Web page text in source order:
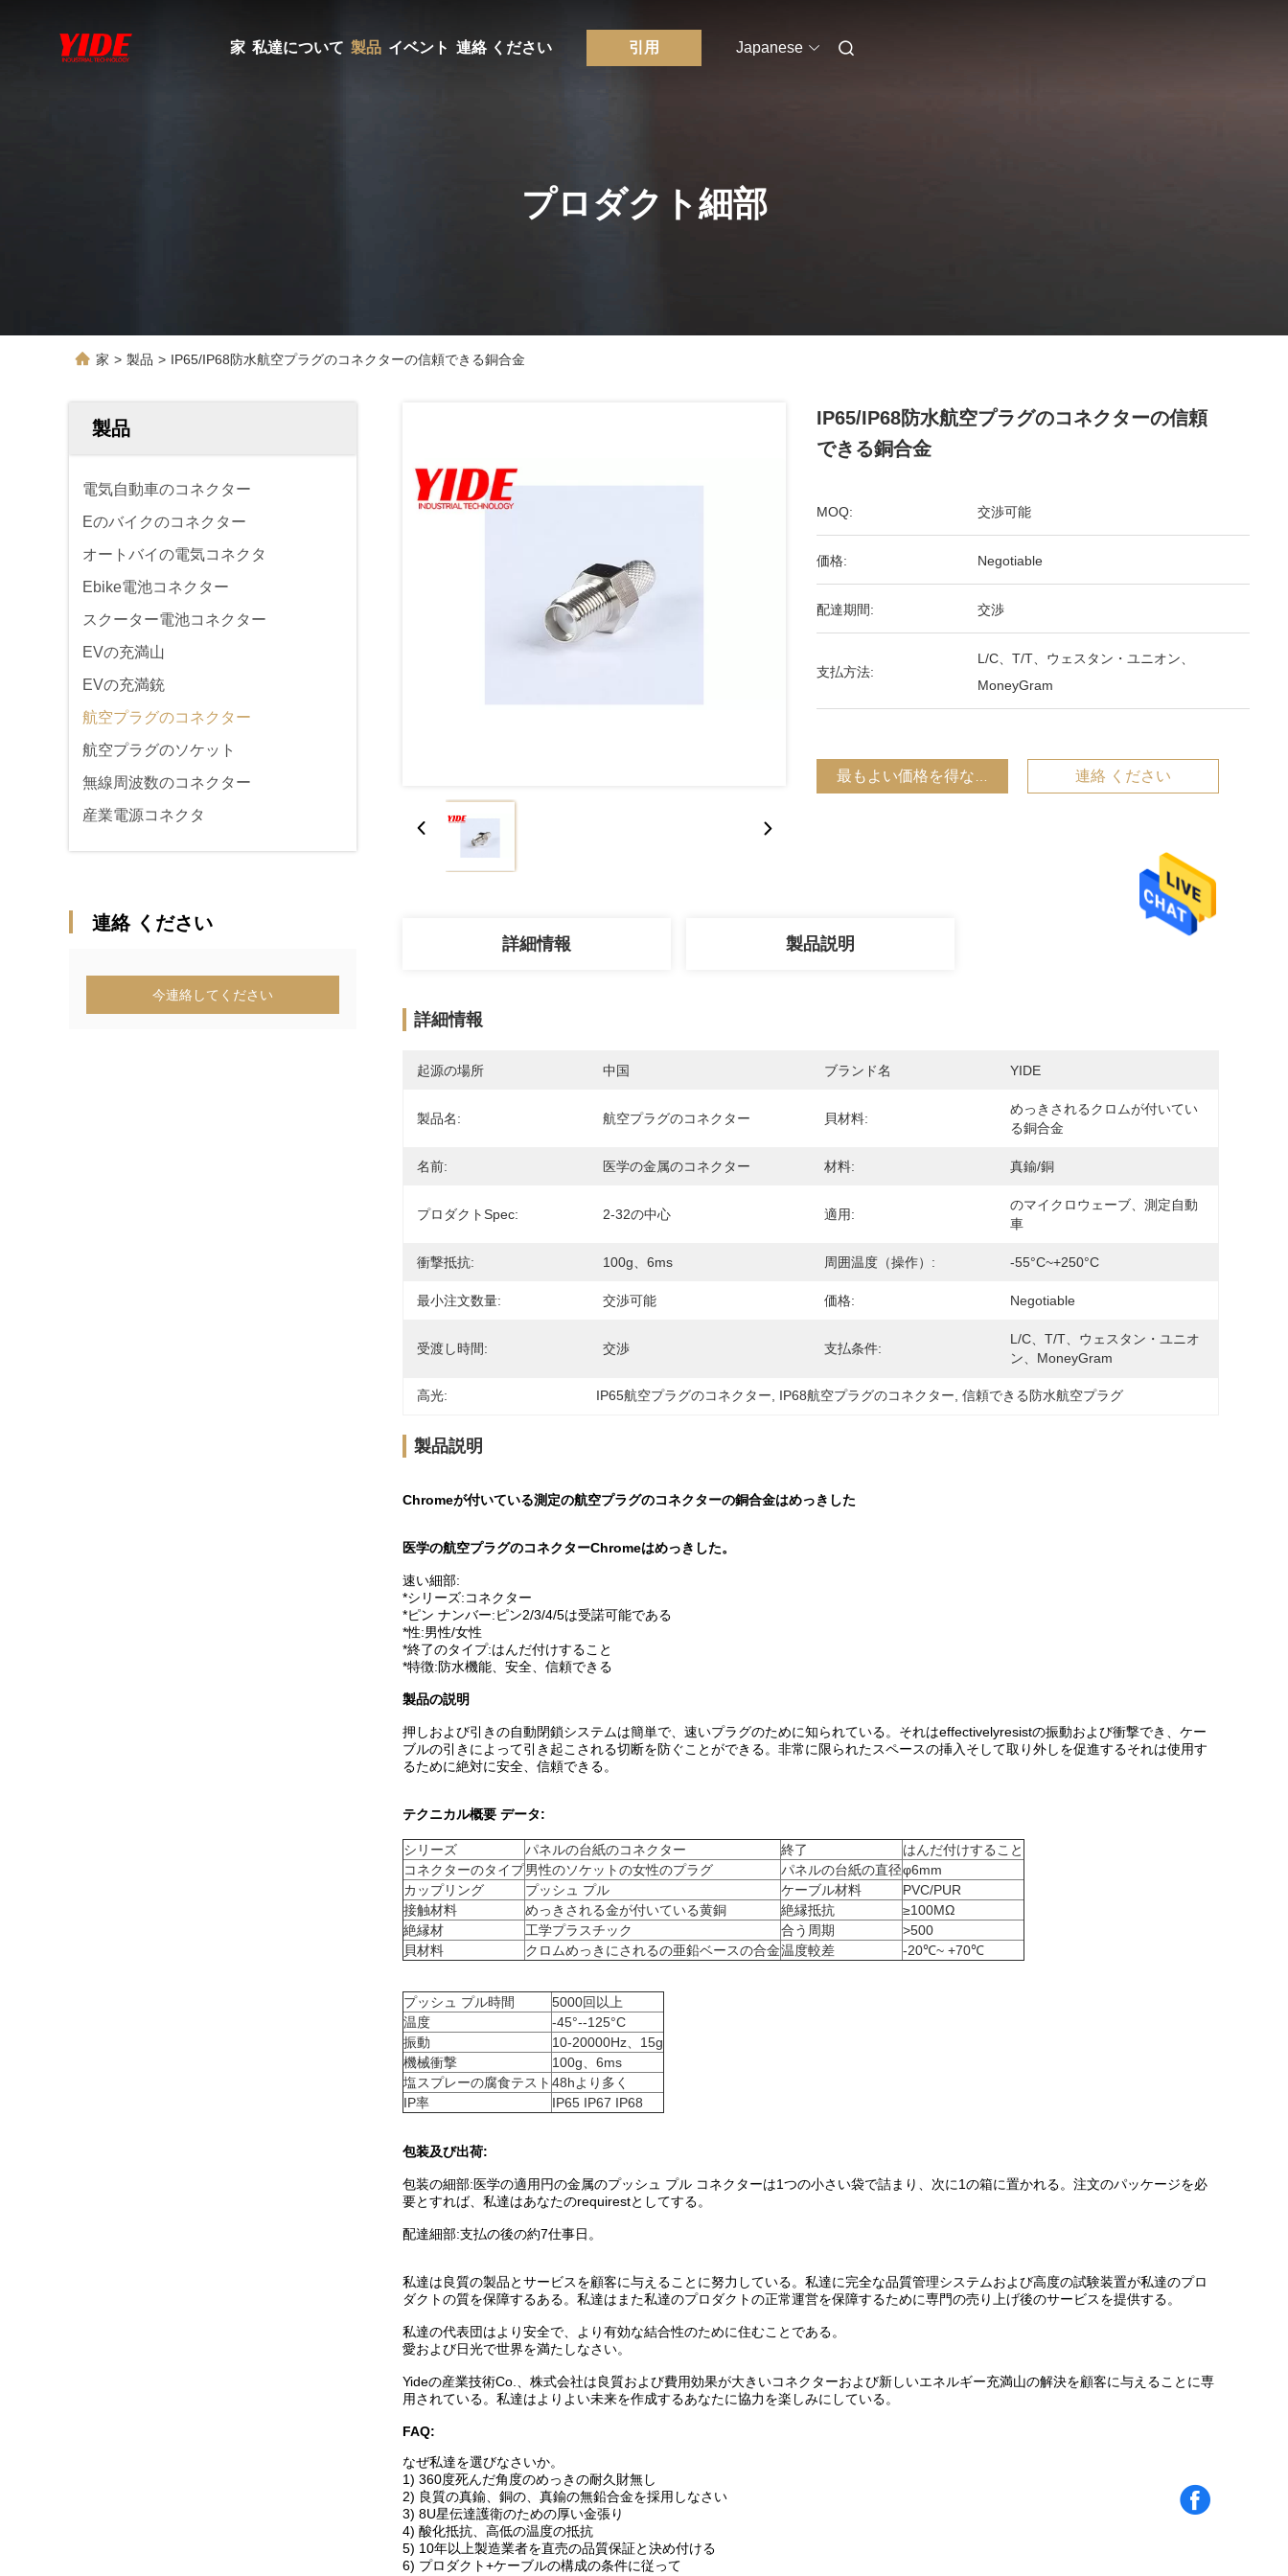
家 私達について 製品 イベント 連絡 ください 引用 Japanese
プロダクト細部
家 > 製品 > IP65/IP68防水航空プラグのコネクターの信頼できる銅合金
製品
電気自動車のコネクター
Eのバイクのコネクター
オートバイの電気コネクタ
Ebike電池コネクター
スクーター電池コネクター
EVの充満山
EVの充満銃
航空プラグのコネクター
航空プラグのソケット
無線周波数のコネクター
産業電源コネクタ
連絡 ください
今連絡してください
IP65/IP68防水航空プラグのコネクターの信頼
できる銅合金
MOQ: 交渉可能
価格: Negotiable
配達期間: 交渉
支払方法:
L/C、T/T、ウェスタン・ユニオン、
MoneyGram
最もよい価格を得なさい 連絡 ください
詳細情報 製品説明
詳細情報
起源の場所 中国 ブランド名 YIDE
製品名: 航空プラグのコネクター 貝材料:
めっきされるクロムが付いてい
る銅合金
名前: 医学の金属のコネクター 材料: 真鍮/銅
プロダクトSpec: 2-32の中心 適用:
のマイクロウェーブ、測定自動
車
衝撃抵抗: 100g、6ms 周囲温度（操作）: -55°C~+250°C
最小注文数量: 交渉可能 価格: Negotiable
受渡し時間: 交渉 支払条件:
L/C、T/T、ウェスタン・ユニオ
ン、MoneyGram
高光: IP65航空プラグのコネクター IP68航空プラグのコネクター , 信頼できる防水航空プラグ
製品説明
Chromeが付いている測定の航空プラグのコネクターの銅合金はめっきした
医学の航空プラグのコネクターChromeはめっきした。
速い細部:
*シリーズ:コネクター
*ピン ナンバー:ピン2/3/4/5は受諾可能である
*性:男性/女性
*終了のタイプ:はんだ付けすること
*特徴:防水機能、安全、信頼できる
製品の説明
押しおよび引きの自動閉鎖システムは簡単で、速いプラグのために知られている。それはeffectivelyresistの振動および衝撃でき、ケー
ブルの引きによって引き起こされる切断を防ぐことができる。非常に限られたスペースの挿入そして取り外しを促進するそれは使用す
るために絶対に安全、信頼できる。
テクニカル概要 データ:
シリーズ パネルの台紙のコネクター 終了
はんだ付けすること
コネクターのタイプ男性のソケットの女性のプラグ パネルの台紙の直径φ6mm
カップリング
プッシュ プル ケーブル材料
PVC/PUR
接触材料
めっきされる金が付いている黄銅 絶縁抵抗
≥100MΩ
絶縁材
工学プラスチック 合う周期
>500
貝材料
クロムめっきにされるの亜鉛ベースの合金温度較差 -20℃~ +70℃
プッシュ プル時間
5000回以上
温度
-45°--125°C
振動
10-20000Hz、15g
機械衝撃
100g、6ms
塩スプレーの腐食テスト 48hより多く
IP率
IP65 IP67 IP68
包装及び出荷:
包装の細部:医学の適用円の金属のプッシュ プル コネクターは1つの小さい袋で詰まり、次に1の箱に置かれる。注文のパッケージを必
要とすれば、私達はあなたのrequirestとしてする。
配達細部:支払の後の約7仕事日。
私達は良質の製品とサービスを顧客に与えることに努力している。私達に完全な品質管理システムおよび高度の試験装置が私達のプロ
ダクトの質を保障するある。私達はまた私達のプロダクトの正常運営を保障するために専門の売り上げ後のサービスを提供する。
私達の代表団はより安全で、より有効な結合性のために住むことである。
愛および日光で世界を満たしなさい。
Yideの産業技術Co.、株式会社は良質および費用効果が大きいコネクターおよび新しいエネルギー充満山の解決を顧客に与えることに専
用されている。私達はよりよい未来を作成するあなたに協力を楽しみにしている。
FAQ:
なぜ私達を選びなさいか。
1) 360度死んだ角度のめっきの耐久財無し
2) 良質の真鍮、銅の、真鍮の無鉛合金を採用しなさい
3) 8U星伝達護衛のための厚い金張り
4) 酸化抵抗、高低の温度の抵抗
5) 10年以上製造業者を直売の品質保証と決め付ける
6) プロダクト+ケーブルの構成の条件に従って